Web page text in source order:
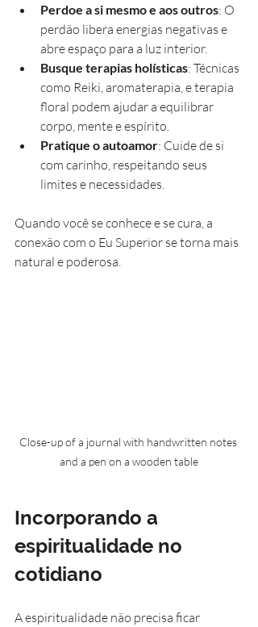
Perdoe a si mesmo e aos outros: O
perdão libera energias negativas e
abre espaço para a luz interior.
Busque terapias holísticas: Técnicas
como Reiki, aromaterapia, e terapia
floral podem ajudar a equilibrar
corpo, mente e espírito.
Pratique o autoamor: Cuide de si
com carinho, respeitando seus
limites e necessidades.
Quando você se conhece e se cura, a
conexão com o Eu Superior se torna mais
natural e poderosa.
Close-up of a journal with handwritten notes
and a pen on a wooden table
Incorporando a
espiritualidade no
cotidiano
A espiritualidade não precisa ficar